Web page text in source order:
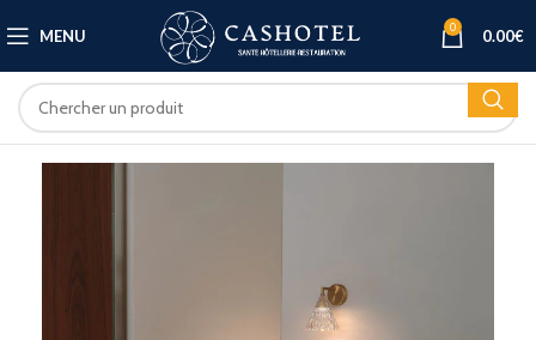
MENU 0 0.00€